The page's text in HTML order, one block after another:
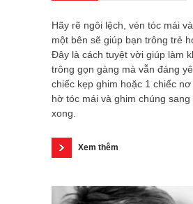
Hãy rẽ ngôi lệch, vén tóc mái
một bên sẽ giúp bạn trông trẻ
Đây là cách tuyệt vời giúp làm
trông gọn gàng mà vẫn đáng
chiếc kẹp ghim hoặc 1 chiếc
hờ tóc mái và ghim chúng sang
xong.
Xem thêm